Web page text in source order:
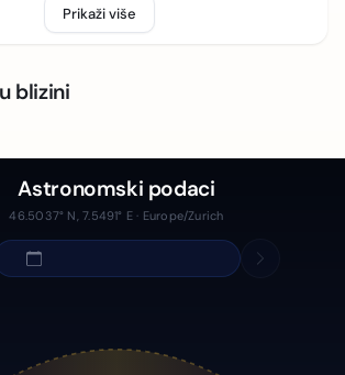
Prikaži više
blizini
Astronomski podaci
46.5037° N, 7.5491° E · Europe/Zurich